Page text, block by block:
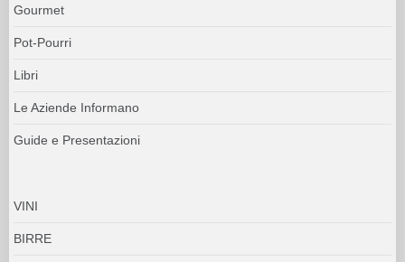
Gourmet
Pot-Pourri
Libri
Le Aziende Informano
Guide e Presentazioni
VINI
BIRRE